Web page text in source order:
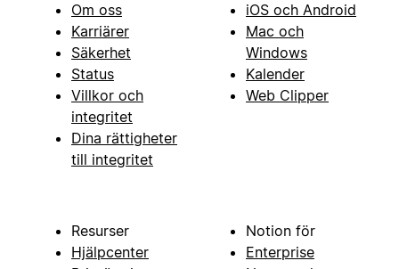
Om oss
Karriärer
Säkerhet
Status
Villkor och
integritet
Dina rättigheter
till integritet
iOS och Android
Mac och
Windows
Kalender
Web Clipper
Resurser
Hjälpcenter
Notion för
Enterprise